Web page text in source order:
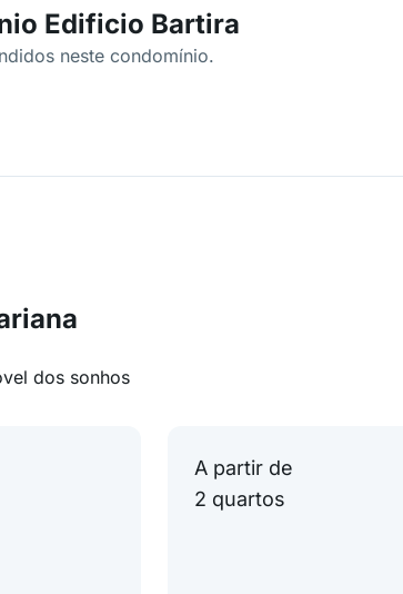
Edificio Bartira
neste condomínio.
dos sonhos
A partir de
2 quartos